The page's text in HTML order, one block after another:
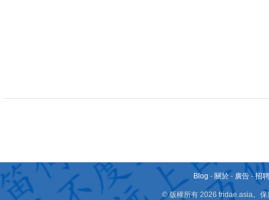
Blog - 關於 - 廣告 -招
© 版權所有 2026 fridae.asia。